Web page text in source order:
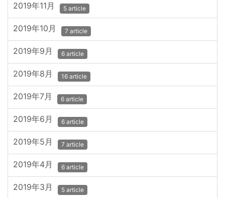
2019年11月 5 article
2019年10月 7 article
2019年9月 6 article
2019年8月 16 article
2019年7月 6 article
2019年6月 6 article
2019年5月 7 article
2019年4月 6 article
2019年3月 5 article